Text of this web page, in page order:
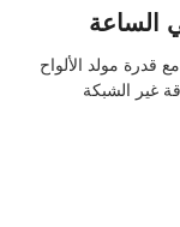
عالية الجودة 220 فولت مع قدرة مولد الألواح
الطاقة غير الشبكة